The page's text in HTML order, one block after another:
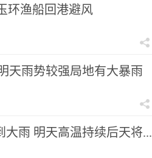
环渔船回港避风
天雨势较强局地有大暴雨
雨 明天高温持续后天将...